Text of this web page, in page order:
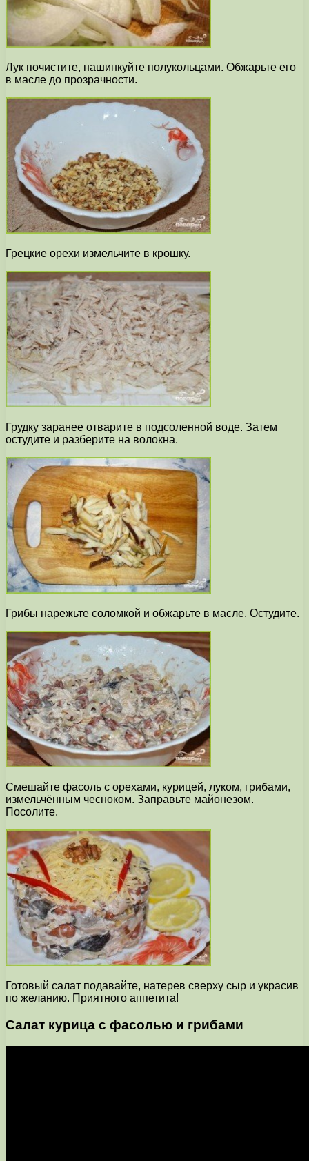
Лук почистите, нашинкуйте полукольцами. Обжарьте его
в масле до прозрачности.
Грецкие орехи измельчите в крошку.
Грудку заранее отварите в подсоленной воде. Затем
остудите и разберите на волокна.
Грибы нарежьте соломкой и обжарьте в масле. Остудите.
Смешайте фасоль с орехами, курицей, луком, грибами,
измельчённым чесноком. Заправьте майонезом.
Посолите.
Готовый салат подавайте, натерев сверху сыр и украсив
по желанию. Приятного аппетита!
Салат курица с фасолью и грибами